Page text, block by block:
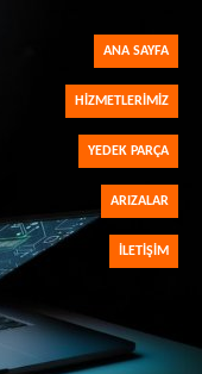
ANA SAYFA
HIZMETLERIMIZ
YEDEK PARÇA
ARIZALAR
İLETIŞIM